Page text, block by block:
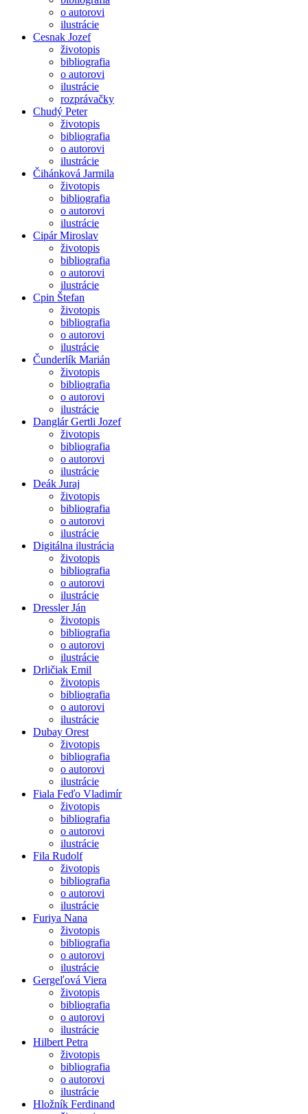
o autorovi
ilustrácie
Cesnak Jozef
životopis
bibliografia
o autorovi
ilustrácie
rozprávačky
Chudý Peter
životopis
bibliografia
o autorovi
ilustrácie
Čihánková Jarmila
životopis
bibliografia
o autorovi
ilustrácie
Cipár Miroslav
životopis
bibliografia
o autorovi
ilustrácie
Cpin Štefan
životopis
bibliografia
o autorovi
ilustrácie
Čunderlík Marián
životopis
bibliografia
o autorovi
ilustrácie
Danglár Gertli Jozef
životopis
bibliografia
o autorovi
ilustrácie
Deák Juraj
životopis
bibliografia
o autorovi
ilustrácie
Digitálna ilustrácia
životopis
bibliografia
o autorovi
ilustrácie
Dressler Ján
životopis
bibliografia
o autorovi
ilustrácie
Drličiak Emil
životopis
bibliografia
o autorovi
ilustrácie
Dubay Orest
životopis
bibliografia
o autorovi
ilustrácie
Fiala Feďo Vladimír
životopis
bibliografia
o autorovi
ilustrácie
Fila Rudolf
životopis
bibliografia
o autorovi
ilustrácie
Furiya Nana
životopis
bibliografia
o autorovi
ilustrácie
Gergeľová Viera
životopis
bibliografia
o autorovi
ilustrácie
Hilbert Petra
životopis
bibliografia
o autorovi
ilustrácie
Hložník Ferdinand